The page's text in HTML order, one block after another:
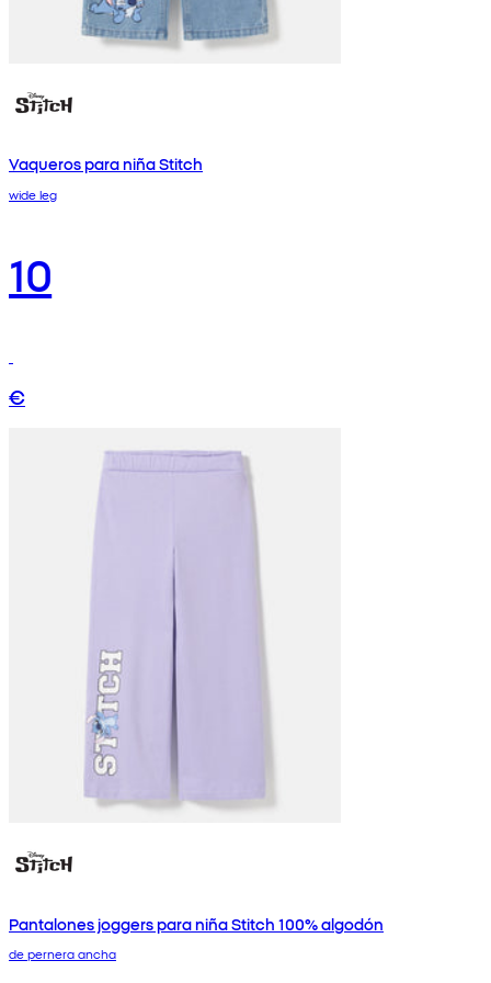
Vaqueros para niña Stitch
wide leg
10
€
Pantalones joggers para niña Stitch 100% algodón
de pernera ancha